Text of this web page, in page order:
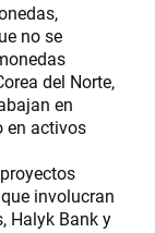
no se
del Norte,
en
en activos
involucran
Halyk Bank y